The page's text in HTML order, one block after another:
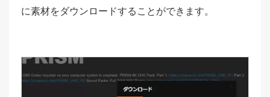
に素材をダウンロードすることができます。